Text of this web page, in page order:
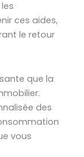
ces aides,
le retour
que la
des
vous